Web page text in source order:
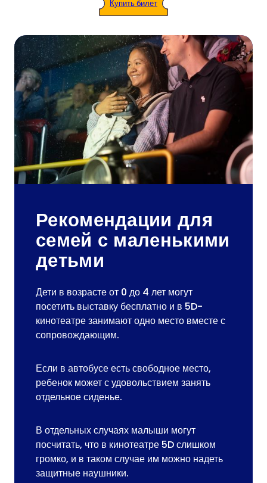
Купить билет
Рекомендации для
семей с маленькими
детьми
Дети в возрасте от 0 до 4 лет могут
посетить выставку бесплатно и в 5D-
кинотеатре занимают одно место вместе с
сопровождающим.
Если в автобусе есть свободное место,
ребенок может с удовольствием занять
отдельное сиденье.
В отдельных случаях малыши могут
посчитать, что в кинотеатре 5D слишком
громко, и в таком случае им можно надеть
защитные наушники.